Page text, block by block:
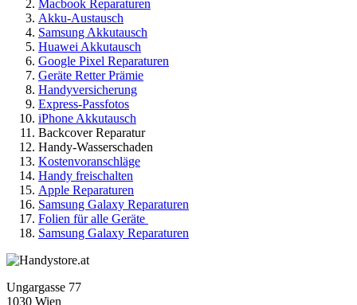
Macbook Reparaturen
Akku-Austausch
Samsung Akkutausch
Huawei Akkutausch
Google Pixel Reparaturen
Geräte Retter Prämie
Handyversicherung
Express-Passfotos
iPhone Akkutausch
Backcover Reparatur
Handy-Wasserschaden
Kostenvoranschläge
Handy freischalten
Apple Reparaturen
Samsung Galaxy Reparaturen
Folien für alle Geräte
Samsung Galaxy Reparaturen
Ungargasse 77
1030 Wien